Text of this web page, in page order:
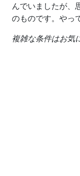
んでいましたが、
のものです。やっ
複雑な条件はお気